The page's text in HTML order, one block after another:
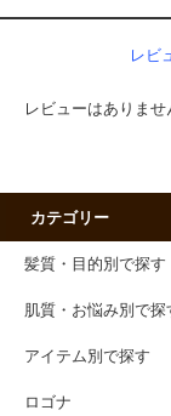
レビ
レビューはありませ
カテゴリー
髪質・目的別で探す
肌質・お悩み別で探
アイテム別で探す
ロゴナ